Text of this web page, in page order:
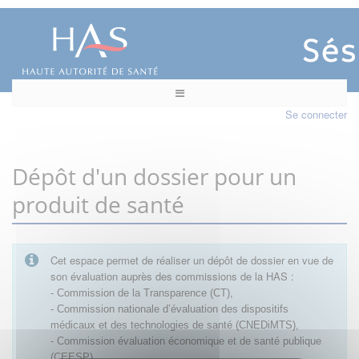
Se connecter
Dépôt d'un dossier pour un
produit de santé
Cet espace permet de réaliser un dépôt de dossier en vue de
son évaluation auprès des commissions de la HAS :
- Commission de la Transparence (CT),
- Commission nationale d’évaluation des dispositifs
médicaux et des technologies de santé (CNEDiMTS),
- Commission évaluation économique et de santé publique